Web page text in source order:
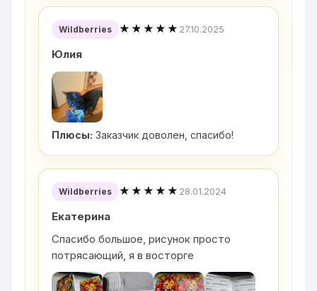
Wildberries ★★★★★ 27.10.2025
Юлия
Плюсы: Заказчик доволен, спасибо!
Wildberries ★★★★★ 28.01.2024
Екатерина
Спасибо большое, рисунок просто
потрясающий, я в восторге